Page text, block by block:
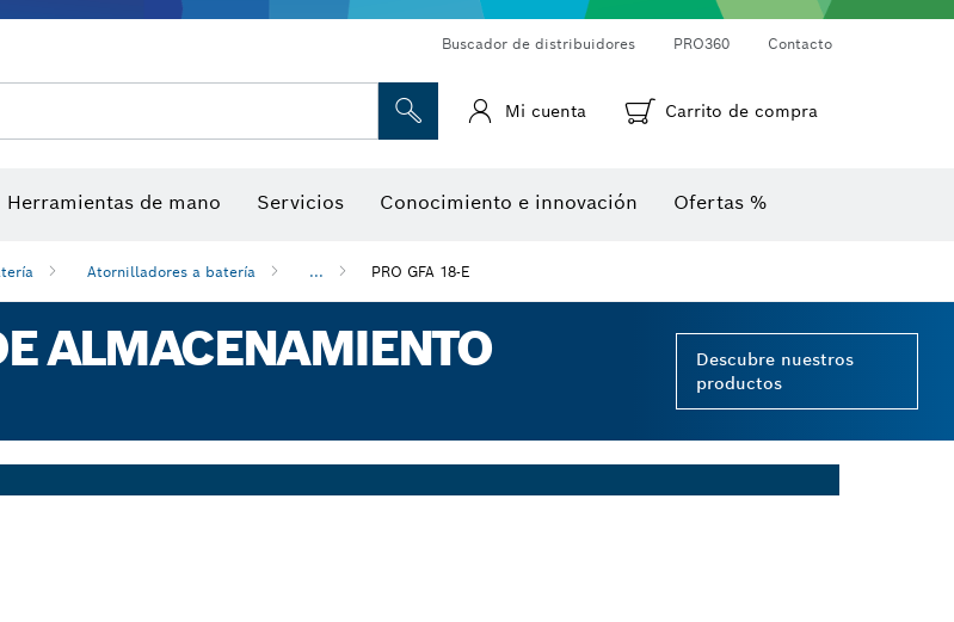
Buscador de distribuidores PRO360 Contacto
Mi cuenta Carrito de compra
Herramientas de mano Servicios Conocimiento e innovación Ofertas %
Atornilladores a batería ... PRO GFA 18-E
ALMACENAMIENTO
Descubre nuestros
productos